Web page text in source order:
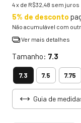
4x de R$32,48 sem juros
5% de desconto
Não acumulável com
Ver mais detalhes
Tamanho: 7.3
7.3 7.5 7.75
Guia de